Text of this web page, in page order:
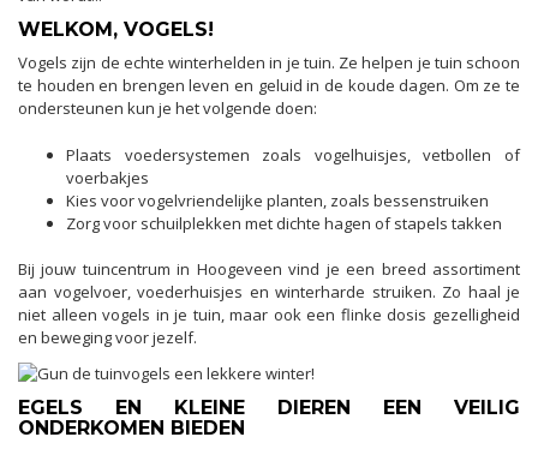
WELKOM, VOGELS!
Vogels zijn de echte winterhelden in je tuin. Ze helpen je tuin schoon
te houden en brengen leven en geluid in de koude dagen. Om ze te
ondersteunen kun je het volgende doen:
Plaats voedersystemen zoals vogelhuisjes, vetbollen of
voerbakjes
Kies voor vogelvriendelijke planten, zoals bessenstruiken
Zorg voor schuilplekken met dichte hagen of stapels takken
Bij jouw tuincentrum in Hoogeveen vind je een breed assortiment
aan vogelvoer, voederhuisjes en winterharde struiken. Zo haal je
niet alleen vogels in je tuin, maar ook een flinke dosis gezelligheid
en beweging voor jezelf.
EGELS EN KLEINE DIEREN EEN VEILIG
ONDERKOMEN BIEDEN